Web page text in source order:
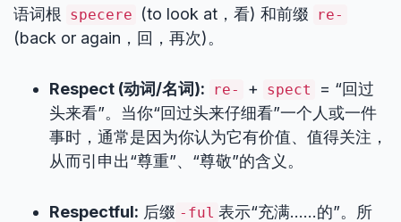
语词根 specere (to look at，看) 和前缀 re-
(back or again，回，再次)。
Respect (动词/名词): re- + spect
= “回过
头来看”。当你“回过头来仔细看”一个人或一件
事时，通常是因为你认为它有价值、值得关注，
从而引申出“尊重”、“尊敬”的含义。
Respectful: 后缀 -ful 表示“充满……的”。所